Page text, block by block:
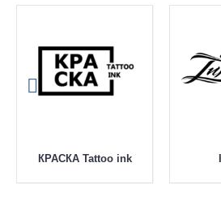
КРАСКА Tattoo ink